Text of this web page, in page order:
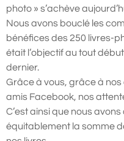
photo » s’achève
Nous avons bouclé les
bénéfices des 250 livres-
était l’objectif au tout
dernier.
Grâce à vous, grâce à
amis Facebook, nos
C’est ainsi que nous
équitablement la somme